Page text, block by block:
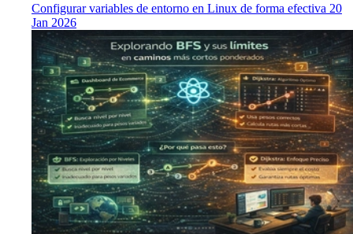
Configurar variables de entorno en Linux de forma efectiva 20
Jan 2026